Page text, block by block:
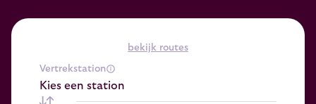
bekijk routes
Vertrekstation
Kies een station